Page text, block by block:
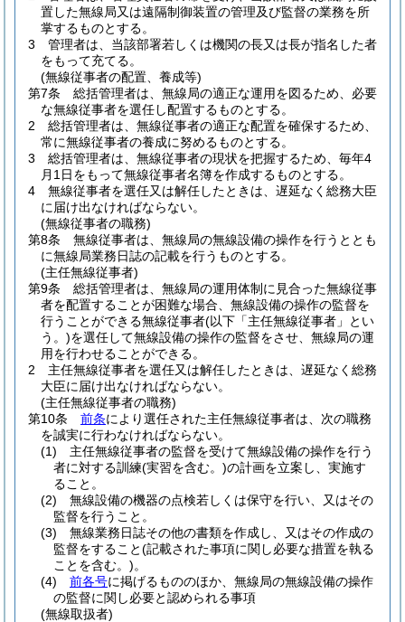
置した無線局又は遠隔制御装置の管理及び監督の業務を所
掌するものとする。
3
管理者は、当該部署若しくは機関の長又は長が指名した者
をもって充てる。
(無線従事者の配置、養成等)
第7条
総括管理者は、無線局の適正な運用を図るため、必要
な無線従事者を選任し配置するものとする。
2
総括管理者は、無線従事者の適正な配置を確保するため、
常に無線従事者の養成に努めるものとする。
3
総括管理者は、無線従事者の現状を把握するため、毎年4
月1日をもって無線従事者名簿を作成するものとする。
4
無線従事者を選任又は解任したときは、遅延なく総務大臣
に届け出なければならない。
(無線従事者の職務)
第8条
無線従事者は、無線局の無線設備の操作を行うととも
に無線局業務日誌の記載を行うものとする。
(主任無線従事者)
第9条
総括管理者は、無線局の運用体制に見合った無線従事
者を配置することが困難な場合、無線設備の操作の監督を
行うことができる無線従事者(以下「主任無線従事者」とい
う。)を選任して無線設備の操作の監督をさせ、無線局の運
用を行わせることができる。
2
主任無線従事者を選任又は解任したときは、遅延なく総務
大臣に届け出なければならない。
(主任無線従事者の職務)
第10条
前条により選任された主任無線従事者は、次の職務
を誠実に行わなければならない。
(1)
主任無線従事者の監督を受けて無線設備の操作を行う
者に対する訓練(実習を含む。)の計画を立案し、実施す
ること。
(2)
無線設備の機器の点検若しくは保守を行い、又はその
監督を行うこと。
(3)
無線業務日誌その他の書類を作成し、又はその作成の
監督をすること(記載された事項に関し必要な措置を執る
ことを含む。)。
(4)
前各号に掲げるもののほか、無線局の無線設備の操作
の監督に関し必要と認められる事項
(無線取扱者)